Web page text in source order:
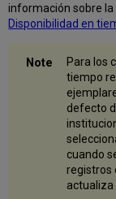
información sobre
Disponibilidad en
Para los
tiempo
defecto
cuando
registros
actualiza